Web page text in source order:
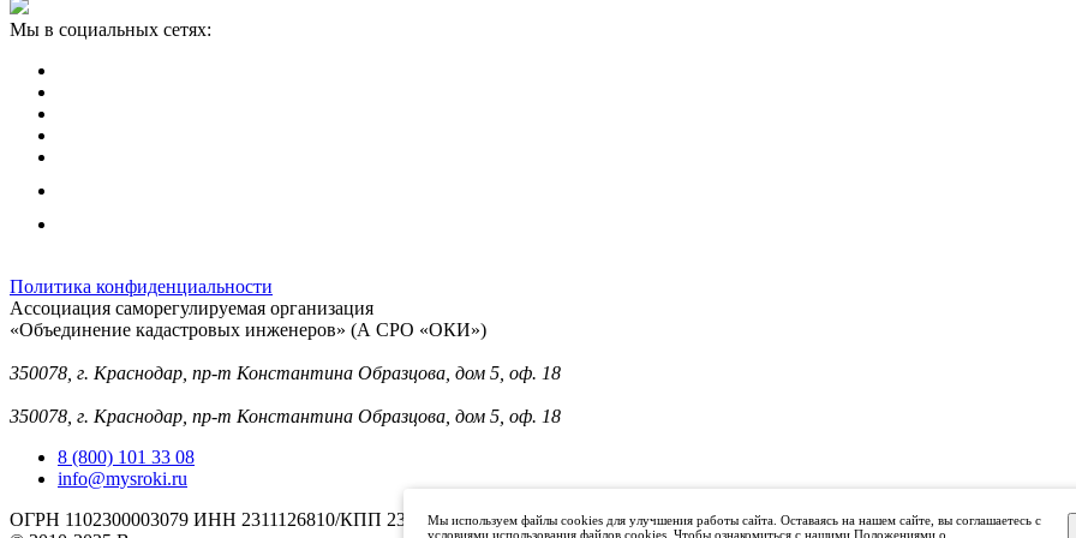
Мы в социальных сетях:
Политика конфиденциальности
Ассоциация саморегулируемая организация
«Объединение кадастровых инженеров» (А СРО «ОКИ»)
350078, г. Краснодар, пр-т Константина Образцова, дом 5, оф. 18
350078, г. Краснодар, пр-т Константина Образцова, дом 5, оф. 18
8 (800) 101 33 08
info@mysroki.ru
ОГРН 1102300003079 ИНН 2311126810/КПП 231101001Мы используем файлы cookies для улучшения работы сайта. Оставаясь на нашем сайте, вы соглашаетесь с
условиями использования файлов cookies. Чтобы ознакомиться с нашими Положениями о